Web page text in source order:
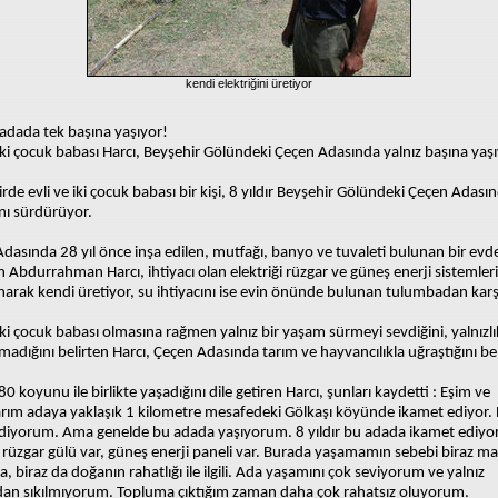
kendi elektriğini üretiyor
tek başına yaşıyor!
çocuk babası Harcı, Beyşehir Gölündeki Çeçen Adasında yalnız başına
evli ve iki çocuk babası bir kişi, 8 yıldır Beyşehir Gölündeki Çeçen
sürdürüyor.
28 yıl önce inşa edilen, mutfağı, banyo ve tuvaleti bulunan bir
Abdurrahman Harcı, ihtiyacı olan elektriği rüzgar ve güneş enerji
kendi üretiyor, su ihtiyacını ise evin önünde bulunan tulumbadan
çocuk babası olmasına rağmen yalnız bir yaşam sürmeyi sevdiğini,
belirten Harcı, Çeçen Adasında tarım ve hayvancılıkla uğraştığını
koyunu ile birlikte yaşadığını dile getiren Harcı, şunları kaydetti : Eşim ve
adaya yaklaşık 1 kilometre mesafedeki Gölkaşı köyünde ikamet ediyor.
Ama genelde bu adada yaşıyorum. 8 yıldır bu adada ikamet
gülü var, güneş enerji paneli var. Burada yaşamamın sebebi biraz
biraz da doğanın rahatlığı ile ilgili. Ada yaşamını çok seviyorum ve yalnız
sıkılmıyorum. Topluma çıktığım zaman daha çok rahatsız oluyorum.